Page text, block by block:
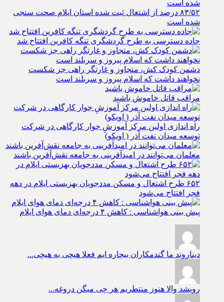
۸۳/۵۲ درصد از اشتغال ثبت شده استان ایلام صحت سنجی
شده است
جاده دسترسی به طرح گردشگری تنگه کافرین افتتاح شد
دشمن کودک کش، متجاوز و غارتگر راهی جز شکست
نخواهند داشت که اسلام پیروز و سربلند است
مراقب قاتل خاموش باشید
راه اندازی اولین مرکز آموزشِ جوار کارگاهی در شرکت
توسعه میدان نفت آذر ( اویکو)
معلمان می‌توانند در امیدآفرینی به جامعه نقش‌آفرین باشند
۶۵۲ طرح اشتغال و مسکن مددجویان بهزیستی ایلام در دهه
فجر افتتاح می‌شود
پیش بینی هواشناسی : کاهش ۴ درجه‌ای دمای هوای ایلام
دیناروند ما گندمکاران بیچاره ایم فعلا هیچی به هیچی...
رویشد والا هنوز منتطریم هر چی میگن دروغه...